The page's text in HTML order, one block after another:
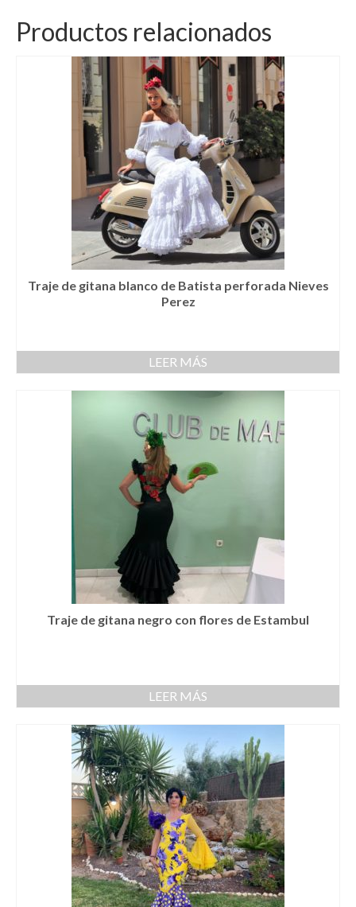
Kaftan
Pantalones y Shorts
Ponchos
Vestidos Largos
Vestidos Midi
Vestidos Cortos
Tops
Trajes
Novios
Primera Comunión
Trajes de Comunion
Traje de comunión ibicenco de lino
Conjunto de 3 piezas de Comunion
Traje de comunión ibicenco de lino con
cuello Mao de color celeste
Complementos de Comunión
Vestidos de Comunion
Arras
Calzado para Ceremonia
Pijamas
Traje de bautismo
Vestidos niña
Productos relacionados
Traje de gitana blanco de Batista perforada Nieves
Perez
LEER MÁS
Traje de gitana negro con flores de Estambul
LEER MÁS